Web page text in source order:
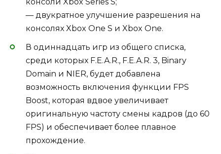
— двукратное улучшение разрешения на
консолях Xbox One S и Xbox One.
В одиннадцать игр из общего списка,
среди которых F.E.A.R., F.E.A.R. 3, Binary
Domain и NIER, будет добавлена
возможность включения функции FPS
Boost, которая вдвое увеличивает
оригинальную частоту смены кадров (до 60
FPS) и обеспечивает более плавное
прохождение.